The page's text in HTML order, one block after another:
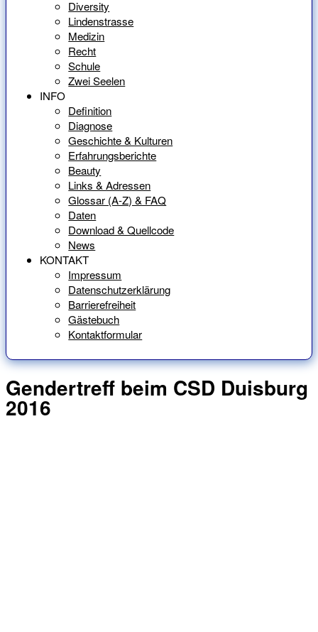
Diversity
Lindenstrasse
Medizin
Recht
Schule
Zwei Seelen
INFO
Definition
Diagnose
Geschichte & Kulturen
Erfahrungsberichte
Beauty
Links & Adressen
Glossar (A-Z) & FAQ
Daten
Download & Quellcode
News
KONTAKT
Impressum
Datenschutzerklärung
Barrierefreiheit
Gästebuch
Kontaktformular
Gendertreff beim CSD Duisburg
2016